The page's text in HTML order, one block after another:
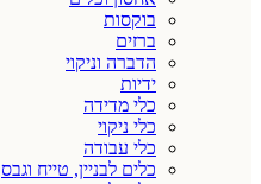
בוקסות
ברזים
הדברה וניקוי
ידיות
כלי מדידה
כלי ניקוי
כלי עבודה
כלים לבניין, טייח וגבס